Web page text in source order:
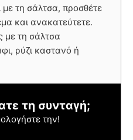
με τη σάλτσα, προσθέτε
και ανακατεύτετε.
με τη σάλτσα
ρύζι καστανό ή
τη συνταγή;
την!